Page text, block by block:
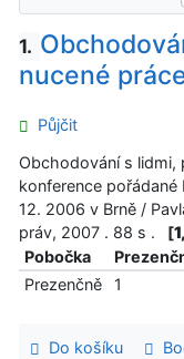
1.
nucené
Půjčit
Obchodování s lidmi,
konference pořádané
12. 2006 v Brně /
práv, 2007 . 88 s .
[
Pobočka
Prezenčně
1
Do košíku